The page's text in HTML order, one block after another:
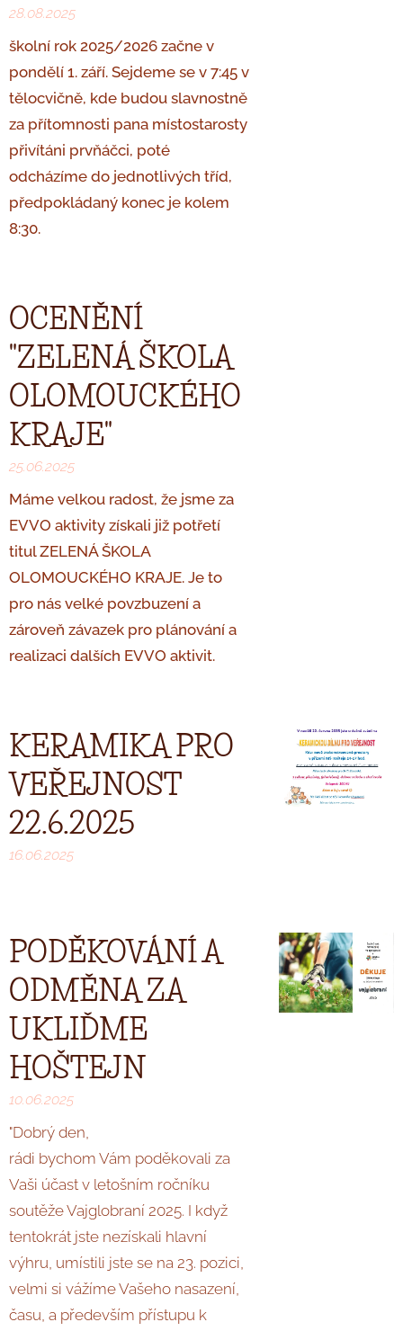
28.08.2025
školní rok 2025/2026 začne v
pondělí 1. září. Sejdeme se v 7:45 v
tělocvičně, kde budou slavnostně
za přítomnosti pana místostarosty
přivítáni prvňáčci, poté
odcházíme do jednotlivých tříd,
předpokládaný konec je kolem
8:30.
OCENĚNÍ
"ZELENÁ ŠKOLA
OLOMOUCKÉHO
KRAJE"
25.06.2025
Máme velkou radost, že jsme za
EVVO aktivity získali již potřetí
titul ZELENÁ ŠKOLA
OLOMOUCKÉHO KRAJE. Je to
pro nás velké povzbuzení a
zároveň závazek pro plánování a
realizaci dalších EVVO aktivit.
KERAMIKA PRO
VEŘEJNOST
22.6.2025
16.06.2025
PODĚKOVÁNÍ A
ODMĚNA ZA
UKLIĎME
HOŠTEJN
10.06.2025
"Dobrý den,
rádi bychom Vám poděkovali za
Vaši účast v letošním ročníku
soutěže Vajglobraní 2025. I když
tentokrát jste nezískali hlavní
výhru, umístili jste se na 23. pozici,
velmi si vážíme Vašeho nasazení,
času, a především přístupu k